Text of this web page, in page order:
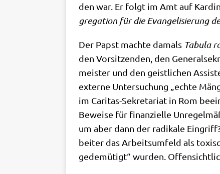
den war. Er folgt im Amt auf
gre­ga­ti­on für die Evan­ge­li­sie­rung
Der Papst mach­te damals Tabu­la
den Vor­sit­zen­den, den
mei­ster und den geist­li­chen
exter­ne Unter­su­chung „ech­te
im Cari­tas-Sekre­ta­ri­at in Rom
Bewei­se für finan­zi­el­le
um aber dann der radi­ka­le
bei­ter das Arbeits­um­feld als
gede­mü­tigt“ wur­den.